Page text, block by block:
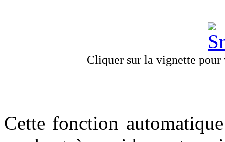
Cliquer sur la vignette
Cette fonction